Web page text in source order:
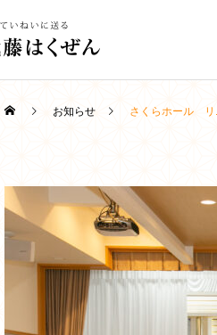
家族葬
直葬・火葬式
葬儀豆知識
お葬式の全体像と2日間の
スケジュール｜初めての方
でも安心｜稚内の葬儀社が
お知らせ さくらホール リ